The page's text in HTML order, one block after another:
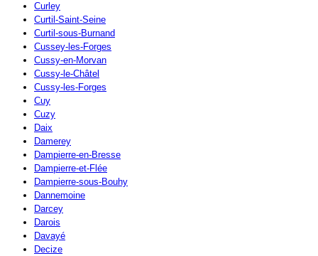
Curley
Curtil-Saint-Seine
Curtil-sous-Burnand
Cussey-les-Forges
Cussy-en-Morvan
Cussy-le-Châtel
Cussy-les-Forges
Cuy
Cuzy
Daix
Damerey
Dampierre-en-Bresse
Dampierre-et-Flée
Dampierre-sous-Bouhy
Dannemoine
Darcey
Darois
Davayé
Decize